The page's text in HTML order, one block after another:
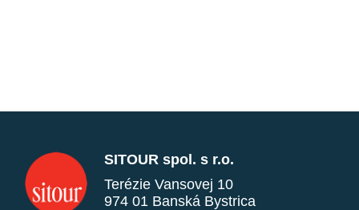
SITOUR spol. s r.o.
Terézie Vansovej 10
974 01 Banská Bystrica